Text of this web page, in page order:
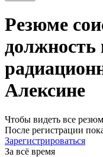
Резюме
должность
Алексине
Чтобы видеть все
После регистрации
Зарегистрироваться
За всё время